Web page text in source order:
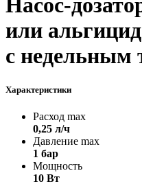
Насос-
или
с недельным
Характеристики
Расход max
0,25 л/ч
Давление max
1 бар
Мощность
10 Вт